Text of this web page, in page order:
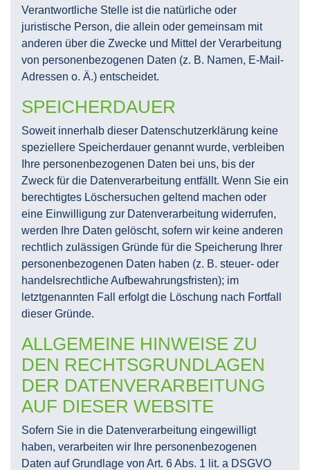
Verantwortliche Stelle ist die natürliche oder
juristische Person, die allein oder gemeinsam mit
anderen über die Zwecke und Mittel der Verarbeitung
von personenbezogenen Daten (z. B. Namen, E-Mail-
Adressen o. Ä.) entscheidet.
SPEICHERDAUER
Soweit innerhalb dieser Datenschutzerklärung keine
speziellere Speicherdauer genannt wurde, verbleiben
Ihre personenbezogenen Daten bei uns, bis der
Zweck für die Datenverarbeitung entfällt. Wenn Sie ein
berechtigtes Löschersuchen geltend machen oder
eine Einwilligung zur Datenverarbeitung widerrufen,
werden Ihre Daten gelöscht, sofern wir keine anderen
rechtlich zulässigen Gründe für die Speicherung Ihrer
personenbezogenen Daten haben (z. B. steuer- oder
handelsrechtliche Aufbewahrungsfristen); im
letztgenannten Fall erfolgt die Löschung nach Fortfall
dieser Gründe.
ALLGEMEINE HINWEISE ZU
DEN RECHTSGRUNDLAGEN
DER DATENVERARBEITUNG
AUF DIESER WEBSITE
Sofern Sie in die Datenverarbeitung eingewilligt
haben, verarbeiten wir Ihre personenbezogenen
Daten auf Grundlage von Art. 6 Abs. 1 lit. a DSGVO